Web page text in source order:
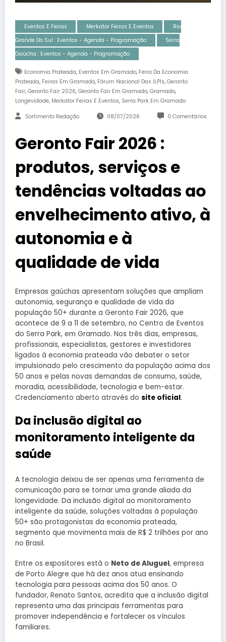
Eventos E Feiras Merkator Feiras E Eventos
Rio
Grande Do Sul : Eventos - Agenda - Programação
Serra
Gaúcha : Eventos - Agenda - Programação
Economia Prateada, Eventos Em Gramado, Feira Da Economia
Prateada, Feiras Em Gramado, Fórum Nacional Das ILPIs, Geronto
Fair, Geronto Fair 2026, Geronto Fair Em Gramado, Gramado,
Longevidade, Merkator Feiras E Eventos, Serra Park Em Gramado
Sortimento Redação 08/07/2026 0 Comentários
Geronto Fair 2026 :
produtos, serviços e
tendências voltadas ao
envelhecimento ativo, à
autonomia e à
qualidade de vida
Empresas gaúchas apresentam soluções que ampliam
autonomia, segurança e qualidade de vida da
população 50+ durante a Geronto Fair 2026, que
acontece de 9 a 11 de setembro, no Centro de Eventos
do Serra Park, em Gramado. Nos três dias, empresas,
profissionais, especialistas, gestores e investidores
ligados à economia prateada vão debater o setor
impulsionado pelo crescimento da população acima dos
50 anos e pelas novas demandas de consumo, saúde,
moradia, acessibilidade, tecnologia e bem-estar.
Credenciamento aberto através do site oficial.
Da inclusão digital ao
monitoramento inteligente da
saúde
A tecnologia deixou de ser apenas uma ferramenta de
comunicação para se tornar uma grande aliada da
longevidade. Da inclusão digital ao monitoramento
inteligente da saúde, soluções voltadas à população
50+ são protagonistas da economia prateada,
segmento que movimenta mais de R$ 2 trilhões por ano
no Brasil.
Entre os expositores está o Neto de Aluguel, empresa
de Porto Alegre que há dez anos atua ensinando
tecnologia para pessoas acima dos 50 anos. O
fundador, Renato Santos, acredita que a inclusão digital
representa uma das principais ferramentas para
promover independência e fortalecer os vínculos
familiares.